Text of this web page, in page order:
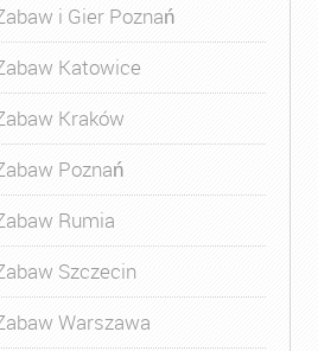
i Gier Poznań
Katowice
Kraków
Poznań
Rumia
Szczecin
Warszawa